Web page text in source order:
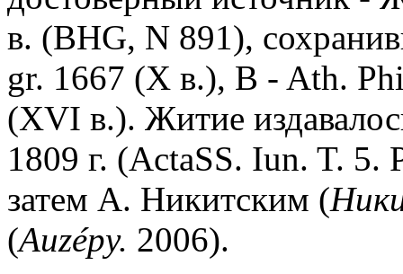
в. (BHG, N 891),
gr. 1667 (X в.), B - Ath.
(XVI в.). Житие
1809 г. (ActaSS. Iun. T. 5.
затем А. Никитским (
(Auzépy. 2006).